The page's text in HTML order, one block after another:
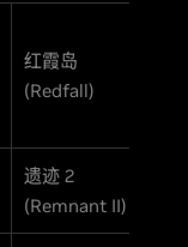
红霞岛
(Redfall)
遗迹 2
(Remnant II)